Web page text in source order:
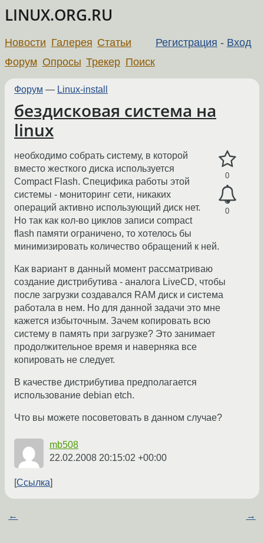
LINUX.ORG.RU
Регистрация - Вход
Новости Галерея Статьи
Форум Опросы Трекер Поиск
Форум — Linux-install
бездисковая система на
linux
0
0
необходимо собрать систему, в которой
вместо жесткого диска используется
Compact Flash. Специфика работы этой
системы - мониторинг сети, никаких
операций активно использующий диск нет.
Но так как кол-во циклов записи compact
flash памяти ограничено, то хотелось бы
минимизировать количество обращений к ней.
Как вариант в данный момент рассматриваю
создание дистрибутива - аналога LiveCD, чтобы
после загрузки создавался RAM диск и система
работала в нем. Но для данной задачи это мне
кажется избыточным. Зачем копировать всю
систему в память при загрузке? Это занимает
продолжительное время и наверняка все
копировать не следует.
В качестве дистрибутива предполагается
использование debian etch.
Что вы можете посоветовать в данном случае?
mb508
22.02.2008 20:15:02 +00:00
Ссылка
← →